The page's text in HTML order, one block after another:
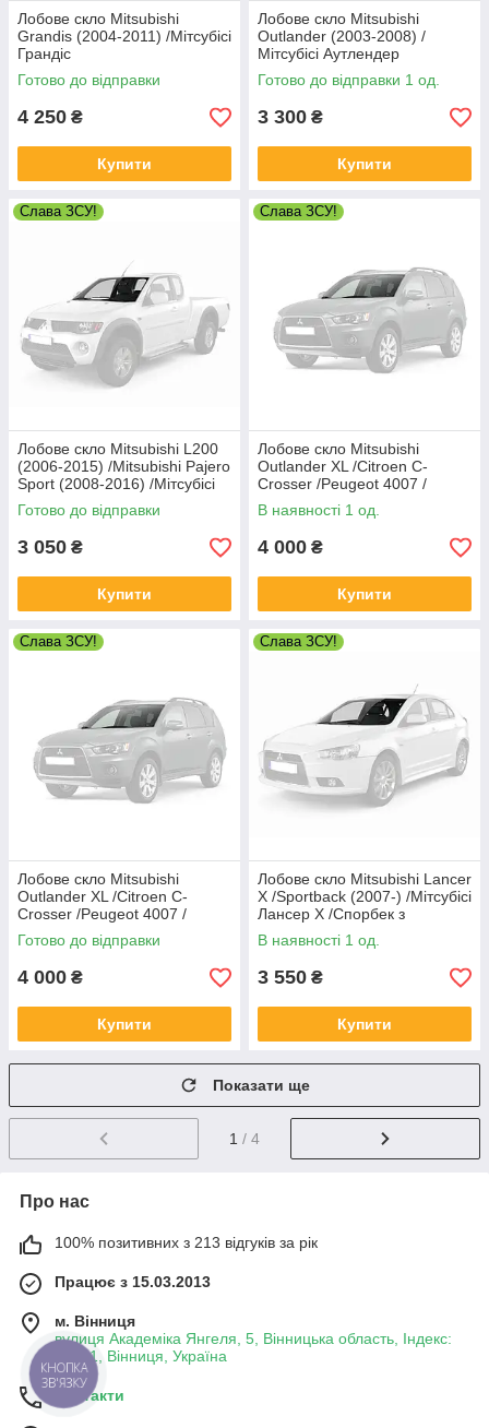
Лобове скло Mitsubishi
Grandis (2004-2011) /Мітсубісі
Грандіс
Готово до відправки
4 250 ₴
Купити
Лобове скло Mitsubishi
Outlander (2003-2008) /
Мітсубісі Аутлендер
Готово до відправки 1 од.
3 300 ₴
Купити
Слава ЗСУ!
Лобове скло Mitsubishi L200
(2006-2015) /Mitsubishi Pajero
Sport (2008-2016) /Мітсубісі
Л200
Готово до відправки
3 050 ₴
Купити
Слава ЗСУ!
Лобове скло Mitsubishi
Outlander XL /Citroen C-
Crosser /Peugeot 4007 /
Мітсубісі Аутлендер ХЛ
В наявності 1 од.
4 000 ₴
Купити
Слава ЗСУ!
Лобове скло Mitsubishi
Outlander XL /Citroen C-
Crosser /Peugeot 4007 /
Мітсубісі Аутлендер ХЛ
Готово до відправки
4 000 ₴
Купити
Слава ЗСУ!
Лобове скло Mitsubishi Lancer
X /Sportback (2007-) /Мітсубісі
Лансер Х /Спорбек з
датчиком дощу
В наявності 1 од.
3 550 ₴
Купити
Показати ще
1 / 4
Про нас
100% позитивних з 213 відгуків за рік
Працює з 15.03.2013
м. Вінниця
вулиця Академіка Янгеля, 5, Вінницька область, Індекс:
21001, Вінниця, Україна
Контакти
КНОПКА
ЗВ'ЯЗКУ